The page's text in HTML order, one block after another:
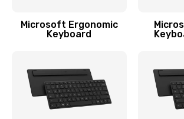
Заказать
Microsoft Ergonomic
Keyboard